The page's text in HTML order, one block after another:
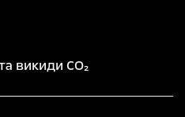
викиди CO₂